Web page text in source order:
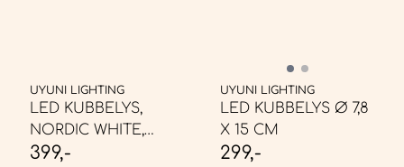
UYUNI LIGHTING
LED KUBBELYS,
NORDIC WHITE,
10,1X20 CM
399,-
UYUNI LIGHTING
LED KUBBELYS Ø 7,8
X 15 CM
299,-